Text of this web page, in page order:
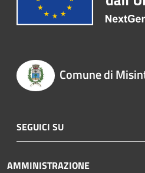
Comune di
SEGUICI SU
AMMINISTRAZIONE